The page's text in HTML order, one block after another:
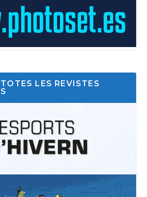
LES REVISTES